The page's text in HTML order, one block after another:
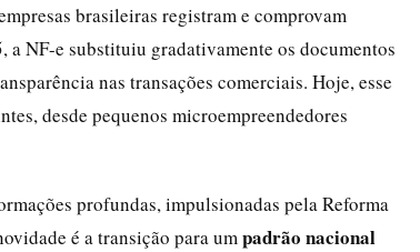
brasileiras registram e comprovam
NF-e substituiu gradativamente os documentos
nas transações comerciais. Hoje, esse
desde pequenos microempreendedores
profundas, impulsionadas pela Reforma
é a transição para um padrão nacional